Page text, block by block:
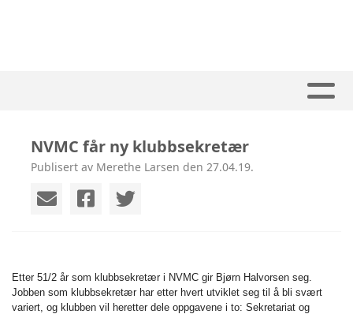
NVMC får ny klubbsekretær
Publisert av Merethe Larsen den 27.04.19.
Etter 51/2 år som klubbsekretær i NVMC gir Bjørn Halvorsen seg.
Jobben som klubbsekretær har etter hvert utviklet seg til å bli svært
variert, og klubben vil heretter dele oppgavene i to: Sekretariat og